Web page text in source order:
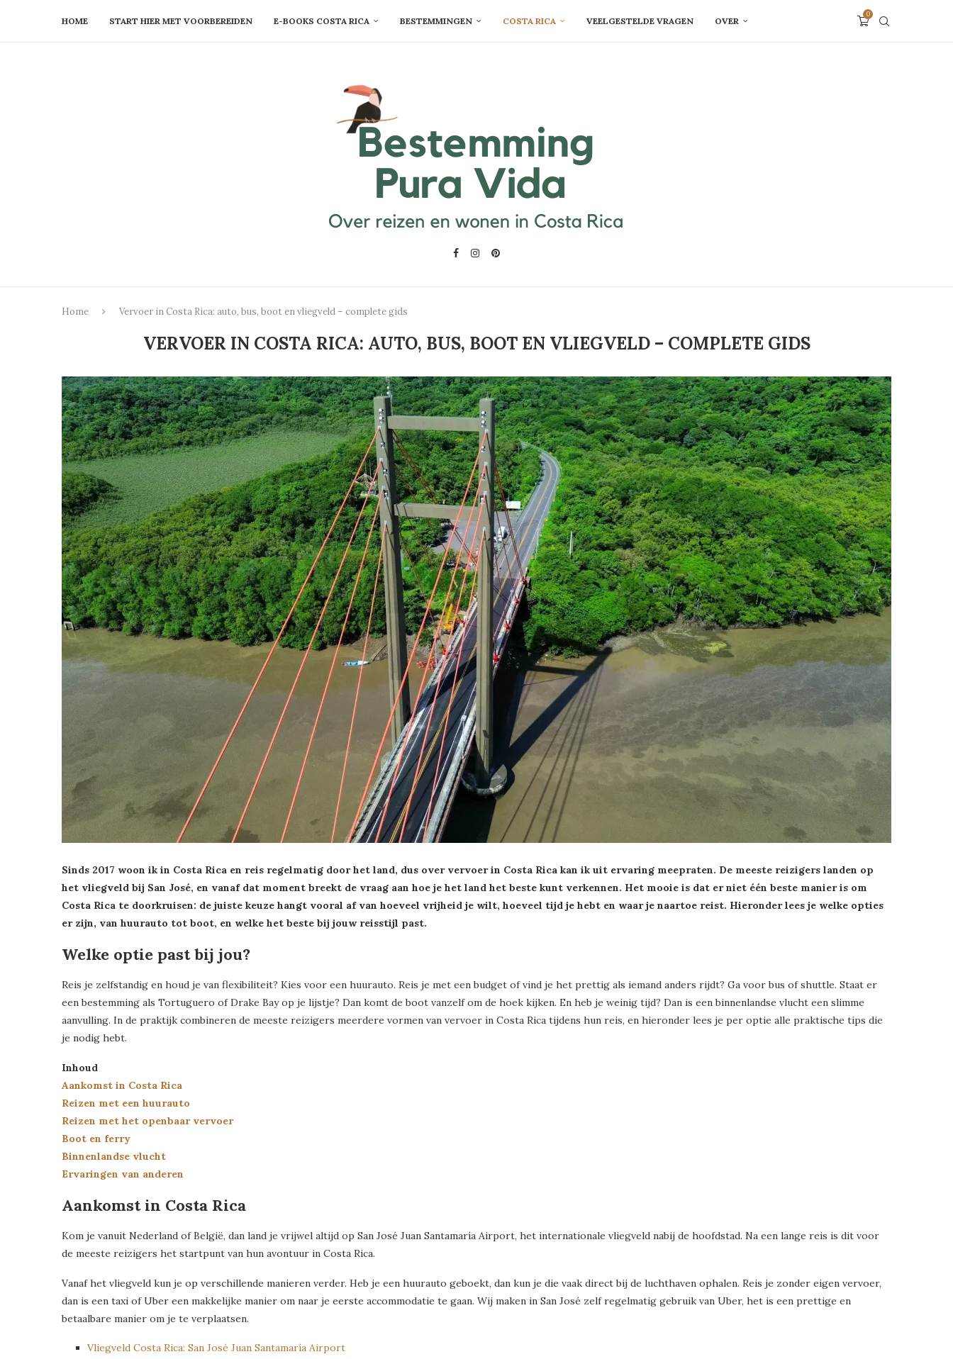
HOME START HIER MET VOORBEREIDEN E-BOOKS COSTA RICA BESTEMMINGEN COSTA RICA VEELGESTELDE VRAGEN OVER
0
Home Vervoer in Costa Rica: auto, bus, boot en vliegveld – complete gids
VERVOER IN COSTA RICA: AUTO, BUS, BOOT EN VLIEGVELD – COMPLETE GIDS
Sinds 2017 woon ik in Costa Rica en reis regelmatig door het land, dus over vervoer in Costa Rica kan ik uit ervaring meepraten. De meeste reizigers landen op
het vliegveld bij San José, en vanaf dat moment breekt de vraag aan hoe je het land het beste kunt verkennen. Het mooie is dat er niet één beste manier is om
Costa Rica te doorkruisen: de juiste keuze hangt vooral af van hoeveel vrijheid je wilt, hoeveel tijd je hebt en waar je naartoe reist. Hieronder lees je welke opties
er zijn, van huurauto tot boot, en welke het beste bij jouw reisstijl past.
Welke optie past bij jou?
Reis je zelfstandig en houd je van flexibiliteit? Kies voor een huurauto. Reis je met een budget of vind je het prettig als iemand anders rijdt? Ga voor bus of shuttle. Staat er
een bestemming als Tortuguero of Drake Bay op je lijstje? Dan komt de boot vanzelf om de hoek kijken. En heb je weinig tijd? Dan is een binnenlandse vlucht een slimme
aanvulling. In de praktijk combineren de meeste reizigers meerdere vormen van vervoer in Costa Rica tijdens hun reis, en hieronder lees je per optie alle praktische tips die
je nodig hebt.
Inhoud
Aankomst in Costa Rica
Reizen met een huurauto
Reizen met het openbaar vervoer
Boot en ferry
Binnenlandse vlucht
Ervaringen van anderen
Aankomst in Costa Rica
Kom je vanuit Nederland of België, dan land je vrijwel altijd op San José Juan Santamaría Airport, het internationale vliegveld nabij de hoofdstad. Na een lange reis is dit voor
de meeste reizigers het startpunt van hun avontuur in Costa Rica.
Vanaf het vliegveld kun je op verschillende manieren verder. Heb je een huurauto geboekt, dan kun je die vaak direct bij de luchthaven ophalen. Reis je zonder eigen vervoer,
dan is een taxi of Uber een makkelijke manier om naar je eerste accommodatie te gaan. Wij maken in San José zelf regelmatig gebruik van Uber, het is een prettige en
betaalbare manier om je te verplaatsen.
Vliegveld Costa Rica: San José Juan Santamaría Airport